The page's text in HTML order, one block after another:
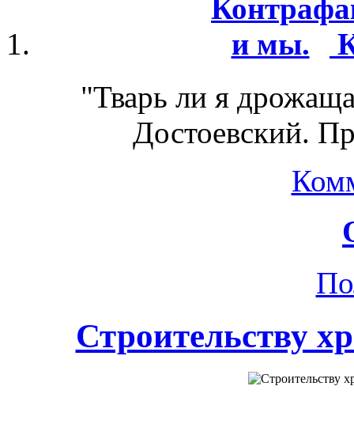
"Тварь ли я
Достоевский.
Строительству